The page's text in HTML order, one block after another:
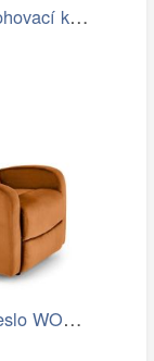
Elektrické polohovací křeslo…
Polohovací křeslo WONDER Halmar